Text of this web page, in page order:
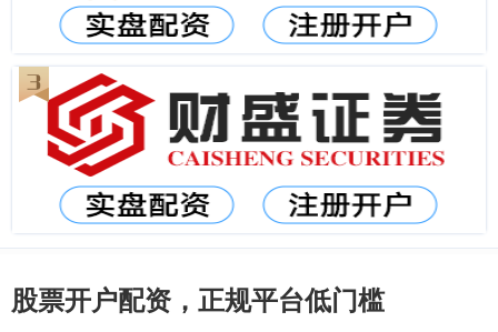
股票开户配资，正规平台低门槛